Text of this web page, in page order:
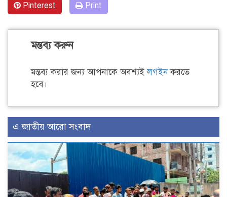
Pinterest Print
মন্তব্য করুন
মন্তব্য করার জন্য আপনাকে অবশ্যইলগইনকরতে
হবে।
এ জাতীয় আরো সংবাদ